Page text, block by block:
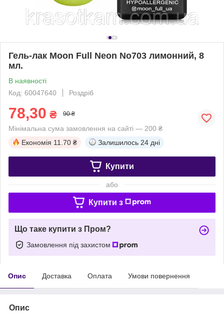
Гель-лак Moon Full Neon No703 лимонний, 8
мл.
В наявності
Код: 60047640
Роздріб
78,30 ₴ 90 ₴
Мінімальна сума замовлення на сайті — 200 ₴
Економія 11.70 ₴ Залишилось 24 дні
Купити
або
Купити з
Що таке купити з Пром?
Замовлення під захистом
Опис Доставка Оплата Умови повернення
Опис